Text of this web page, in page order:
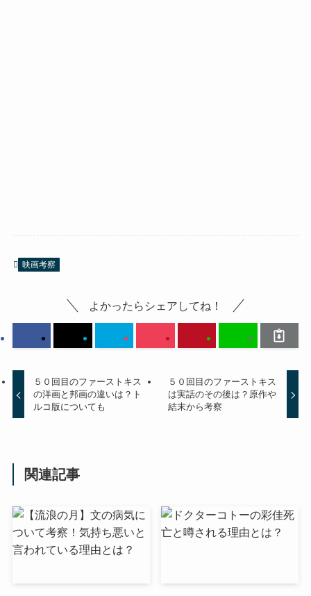
映画考察
よかったらシェアしてね！
５０回目のファーストキス
の洋画と邦画の違いは？ト
ルコ版についても
５０回目のファーストキス
は実話のその後は？原作や
結末から考察
関連記事